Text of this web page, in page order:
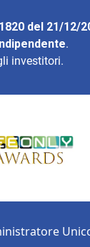
del 21/12/
.
investitori.